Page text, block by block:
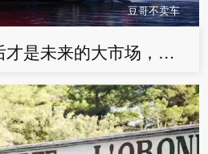
豆哥不卖车
豆车一分钟：00后才是未来的大市场，缤瑞找偶像代言先行一步